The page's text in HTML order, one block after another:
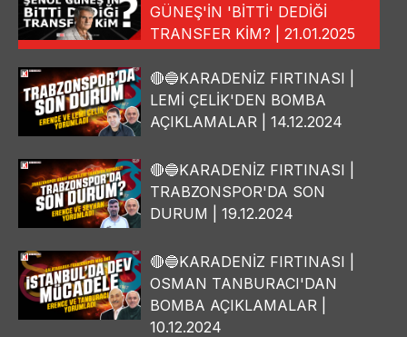
GÜNEŞ'İN 'BİTTİ' DEDİĞİ
TRANSFER KİM? | 21.01.2025
🔴🔵KARADENİZ FIRTINASI |
LEMİ ÇELİK'DEN BOMBA
AÇIKLAMALAR | 14.12.2024
🔴🔵KARADENİZ FIRTINASI |
TRABZONSPOR'DA SON
DURUM | 19.12.2024
🔴🔵KARADENİZ FIRTINASI |
OSMAN TANBURACI'DAN
BOMBA AÇIKLAMALAR |
10.12.2024